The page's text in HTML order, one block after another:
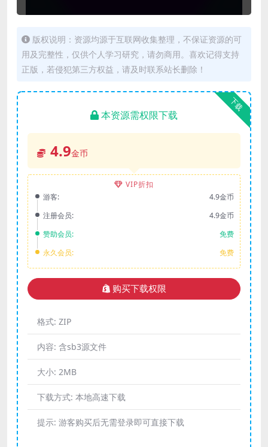
版权说明：资源均源于互联网收集整理，不保证资源的可
用及完整性，仅供个人学习研究，请勿商用。喜欢记得支持
正版，若侵犯第三方权益，请及时联系站长删除！
下载
本资源需权限下载
4.9金币
VIP折扣
游客:
4.9金币
注册会员:
4.9金币
赞助会员:
免费
永久会员:
免费
购买下载权限
格式: ZIP
内容: 含sb3源文件
大小: 2MB
下载方式: 本地高速下载
提示: 游客购买后无需登录即可直接下载